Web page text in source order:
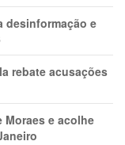
desinformação e
rebate acusações
Moraes e acolhe